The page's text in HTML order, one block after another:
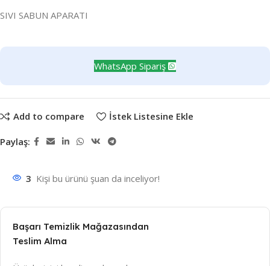
SIVI SABUN APARATI
WhatsApp Sipariş
Add to compare İstek Listesine Ekle
Paylaş:
3 Kişi bu ürünü şuan da inceliyor!
Başarı Temizlik Mağazasından
Teslim Alma